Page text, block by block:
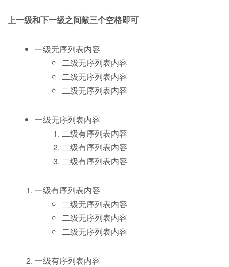
上一级和下一级之间敲三个空格即可
一级无序列表内容
二级无序列表内容
二级无序列表内容
二级无序列表内容
一级无序列表内容
二级有序列表内容
二级有序列表内容
二级有序列表内容
一级有序列表内容
二级无序列表内容
二级无序列表内容
二级无序列表内容
一级有序列表内容